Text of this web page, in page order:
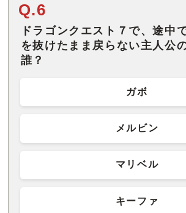
Q.6
ドラゴンクエスト７で、途中
を抜けたまま戻らない主人公
誰？
ガボ
メルビン
マリベル
キーファ